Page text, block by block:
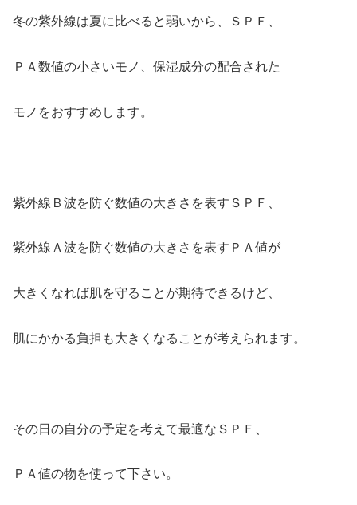
冬の紫外線は夏に比べると弱いから、ＳＰＦ、
ＰＡ数値の小さいモノ、保湿成分の配合された
モノをおすすめします。
紫外線Ｂ波を防ぐ数値の大きさを表すＳＰＦ、
紫外線Ａ波を防ぐ数値の大きさを表すＰＡ値が
大きくなれば肌を守ることが期待できるけど、
肌にかかる負担も大きくなることが考えられます。
その日の自分の予定を考えて最適なＳＰＦ、
ＰＡ値の物を使って下さい。